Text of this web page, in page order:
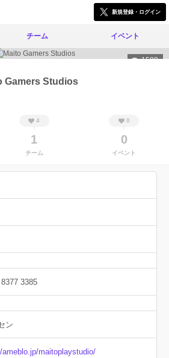
新規登録・ログイン
チーム イベント
1588
Gamers Studios
4
1
チーム
0
0
イベント
3385
ン
ameblo.jp/maitoplaystudio/